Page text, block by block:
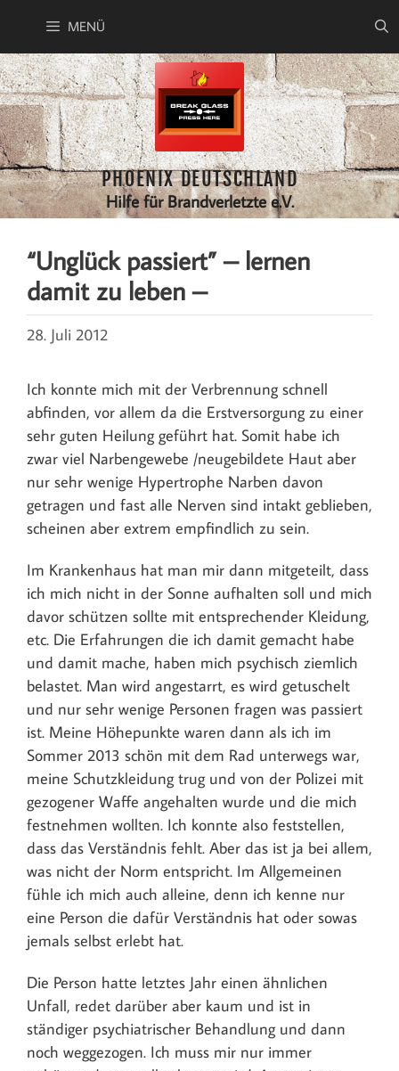
springen
MENÜ
PHOENIX DEUTSCHLAND
Hilfe für Brandverletzte e.V.
“Unglück passiert” – lernen
damit zu leben –
28. Juli 2012
Ich konnte mich mit der Verbrennung schnell
abfinden, vor allem da die Erstversorgung zu einer
sehr guten Heilung geführt hat. Somit habe ich
zwar viel Narbengewebe /neugebildete Haut aber
nur sehr wenige Hypertrophe Narben davon
getragen und fast alle Nerven sind intakt geblieben,
scheinen aber extrem empfindlich zu sein.
Im Krankenhaus hat man mir dann mitgeteilt, dass
ich mich nicht in der Sonne aufhalten soll und mich
davor schützen sollte mit entsprechender Kleidung,
etc. Die Erfahrungen die ich damit gemacht habe
und damit mache, haben mich psychisch ziemlich
belastet. Man wird angestarrt, es wird getuschelt
und nur sehr wenige Personen fragen was passiert
ist. Meine Höhepunkte waren dann als ich im
Sommer 2013 schön mit dem Rad unterwegs war,
meine Schutzkleidung trug und von der Polizei mit
gezogener Waffe angehalten wurde und die mich
festnehmen wollten. Ich konnte also feststellen,
dass das Verständnis fehlt. Aber das ist ja bei allem,
was nicht der Norm entspricht. Im Allgemeinen
fühle ich mich auch alleine, denn ich kenne nur
eine Person die dafür Verständnis hat oder sowas
jemals selbst erlebt hat.
Die Person hatte letztes Jahr einen ähnlichen
Unfall, redet darüber aber kaum und ist in
ständiger psychiatrischer Behandlung und dann
noch weggezogen. Ich muss mir nur immer